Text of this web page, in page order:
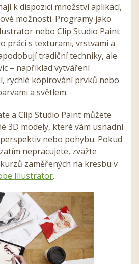
k dispozici množství aplikací,
možnosti. Programy jako
nebo Clip Studio Paint
práci s texturami, vrstvami a
tradiční techniky, ale
– například vytváření
rychlé kopírování prvků nebo
a světlem.
a Clip Studio Paint můžete
3D modely, které vám usnadní
nebo pohybu. Pokud
nepracujete, zvažte
zaměřených na kresbu v
Illustrator.